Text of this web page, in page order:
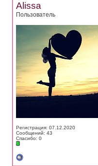
Alissa
Пользователь
Регистрация: 07.12.2020
Сообщений: 43
Спасибо: 0